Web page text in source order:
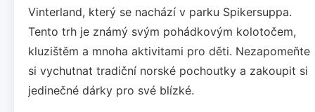
Vinterland, který se nachází v parku Spikersuppa.
Tento trh je známý svým pohádkovým kolotočem,
kluzištěm a mnoha aktivitami pro děti. Nezapomeňte
si vychutnat tradiční norské pochoutky a zakoupit si
jedinečné dárky pro své blízké.